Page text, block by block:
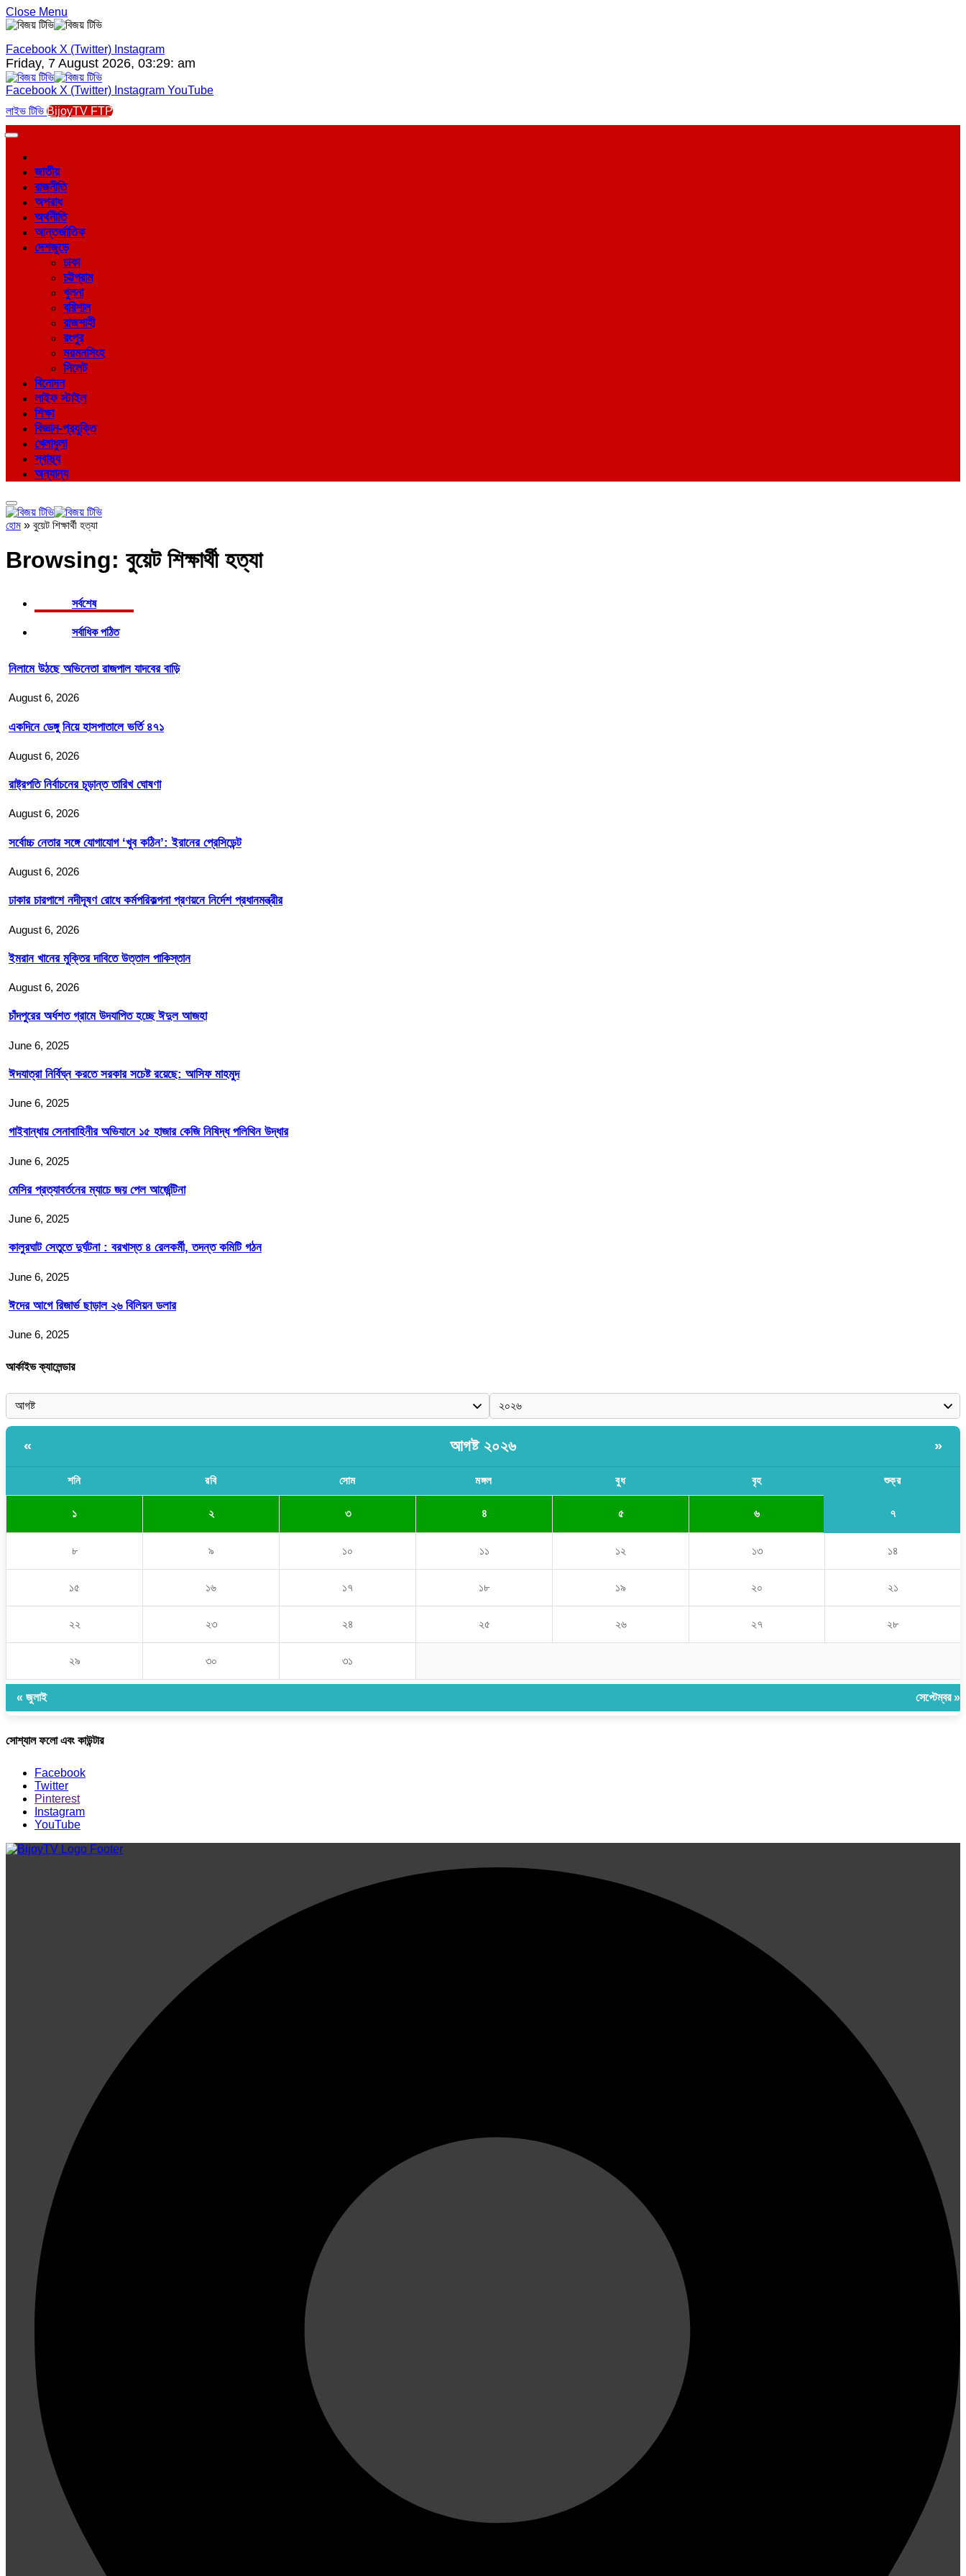
Close Menu
Facebook X (Twitter) Instagram
Friday, 7 August 2026, 03:29: am
Facebook X (Twitter) Instagram YouTube
লাইভ টিভি BijoyTV FTP
জাতীয়
রাজনীতি
অপরাধ
অর্থনীতি
আন্তর্জাতিক
দেশজুড়ে
ঢাকা
চট্টগ্রাম
খুলনা
বরিশাল
রাজশাহী
রংপুর
ময়মনসিংহ
সিলেট
বিনোদন
লাইফ স্টাইল
শিক্ষা
বিজ্ঞান-প্রযুক্তি
খেলাধুলা
স্বাস্থ্য
অন্যান্য
হোম » বুয়েট শিক্ষার্থী হত্যা
Browsing: বুয়েট শিক্ষার্থী হত্যা
সর্বশেষ
সর্বাধিক পঠিত
নিলামে উঠছে অভিনেতা রাজপাল যাদবের বাড়ি
August 6, 2026
একদিনে ডেঙ্গু নিয়ে হাসপাতালে ভর্তি ৪৭১
August 6, 2026
রাষ্ট্রপতি নির্বাচনের চূড়ান্ত তারিখ ঘোষণা
August 6, 2026
সর্বোচ্চ নেতার সঙ্গে যোগাযোগ ‘খুব কঠিন’: ইরানের প্রেসিডেন্ট
August 6, 2026
ঢাকার চারপাশে নদীদূষণ রোধে কর্মপরিকল্পনা প্রণয়নে নির্দেশ প্রধানমন্ত্রীর
August 6, 2026
ইমরান খানের মুক্তির দাবিতে উত্তাল পাকিস্তান
August 6, 2026
চাঁদপুরের অর্ধশত গ্রামে উদযাপিত হচ্ছে ঈদুল আজহা
June 6, 2025
ঈদযাত্রা নির্বিঘ্ন করতে সরকার সচেষ্ট রয়েছে: আসিফ মাহমুদ
June 6, 2025
গাইবান্ধায় সেনাবাহিনীর অভিযানে ১৫ হাজার কেজি নিষিদ্ধ পলিথিন উদ্ধার
June 6, 2025
মেসির প্রত্যাবর্তনের ম্যাচে জয় পেল আর্জেন্টিনা
June 6, 2025
কালুরঘাট সেতুতে দুর্ঘটনা : বরখাস্ত ৪ রেলকর্মী, তদন্ত কমিটি গঠন
June 6, 2025
ঈদের আগে রিজার্ভ ছাড়াল ২৬ বিলিয়ন ডলার
June 6, 2025
আর্কাইভ ক্যালেন্ডার
« আগষ্ট ২০২৬ »
শনি রবি সোম মঙ্গল বুধ বৃহ শুক্র
১ ২ ৩ ৪ ৫ ৬ ৭
৮ ৯ ১০ ১১ ১২ ১৩ ১৪
১৫ ১৬ ১৭ ১৮ ১৯ ২০ ২১
২২ ২৩ ২৪ ২৫ ২৬ ২৭ ২৮
২৯ ৩০ ৩১
« জুলাই সেপ্টেম্বর »
সোশ্যাল ফলো এবং কাউন্টার
Facebook
Twitter
Pinterest
Instagram
YouTube